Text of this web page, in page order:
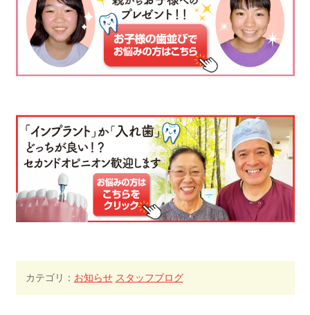
カテゴリ： お知らせ スタッフブログ